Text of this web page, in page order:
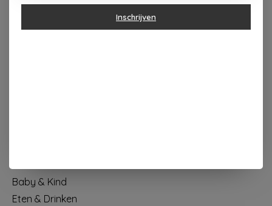
Dorpsplein 4 Kapellen ----- dinsdag tot vrijdag 10u - 18u
Baby & Kind
Eten & Drinken
Inschrijven